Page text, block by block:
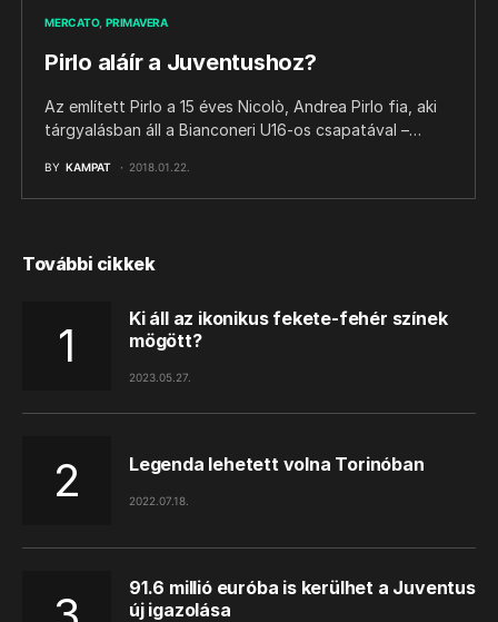
MERCATO PRIMAVERA
Pirlo aláír a Juventushoz?
Az említett Pirlo a 15 éves Nicolò, Andrea Pirlo fia, aki
tárgyalásban áll a Bianconeri U16-os csapatával –…
BY KAMPAT 2018.01.22.
További cikkek
Ki áll az ikonikus fekete-fehér színek
mögött?
2023.05.27.
Legenda lehetett volna Torinóban
2022.07.18.
91.6 millió euróba is kerülhet a Juventus
új igazolása